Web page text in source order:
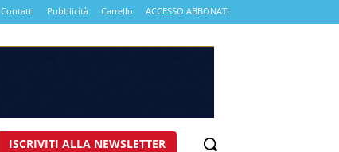
Contatti Pubblicità Carrello ACCESSO ABBONATI
ISCRIVITI ALLA NEWSLETTER